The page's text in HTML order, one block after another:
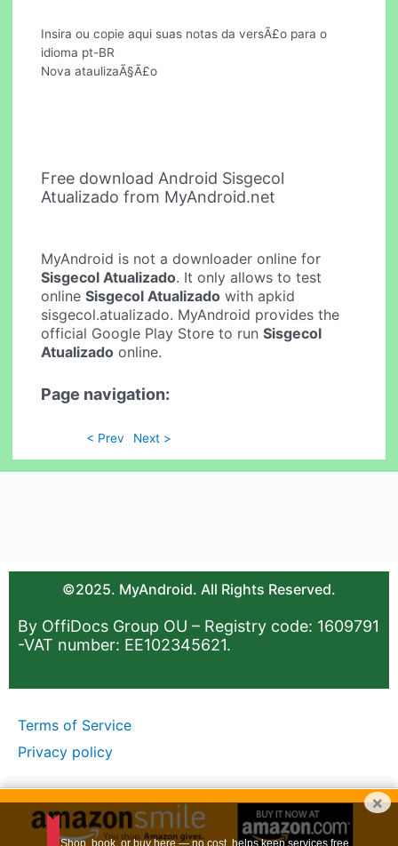
Insira ou copie aqui suas notas da versÃ£o para o
idioma pt-BR
Nova ataulizaÃ§Ã£o
Free download Android Sisgecol
Atualizado from MyAndroid.net
MyAndroid is not a downloader online for
Sisgecol Atualizado. It only allows to test
onlineSisgecol Atualizado with apkid
sisgecol.atualizado. MyAndroid provides the
official Google Play Store to runSisgecol
Atualizado online.
Page navigation:
< Prev Next >
©2025. MyAndroid. All Rights Reserved.
By OffiDocs Group OU – Registry code: 1609791
-VAT number: EE102345621.
Terms of Service
Privacy policy
×
Shop, book, or buy here — no cost, helps keep services free.